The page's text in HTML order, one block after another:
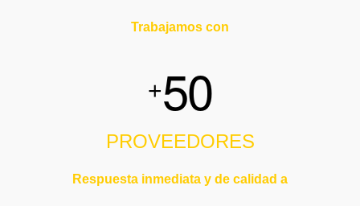
Trabajamos con
+50
PROVEEDORES
Respuesta inmediata y de calidad a